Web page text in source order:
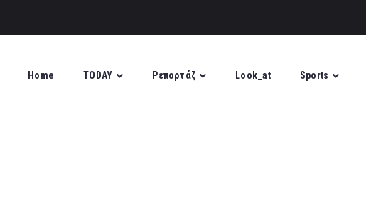
Home TODAY Ρεπορτάζ Look_at Sports